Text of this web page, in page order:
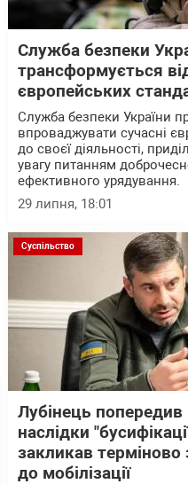
Служба безпеки
трансформується
європейських
Служба безпеки України
впроваджувати сучасні
до своєї діяльності,
увагу питанням
ефективного урядування.
29 липня, 18:01
Суспільство
Лубінець попередив
наслідки
закликав терміново
до мобілізації